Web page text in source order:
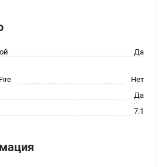
Да
Нет
Да
7.1